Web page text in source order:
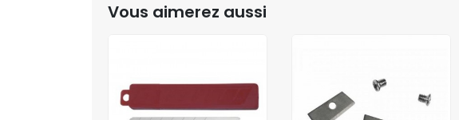
Vous aimerez aussi